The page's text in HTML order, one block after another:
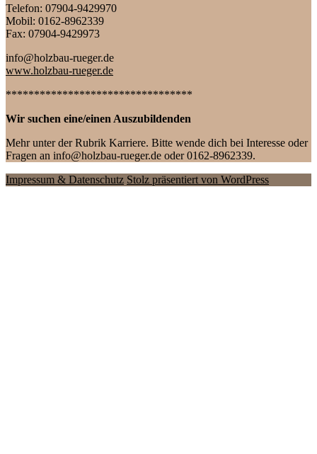
Telefon: 07904-9429970
Mobil: 0162-8962339
Fax: 07904-9429973
info@holzbau-rueger.de
www.holzbau-rueger.de
*********************************
Wir suchen eine/einen Auszubildenden
Mehr unter der Rubrik Karriere. Bitte wende dich bei Interesse oder
Fragen an info@holzbau-rueger.de oder 0162-8962339.
Impressum & Datenschutz Stolz präsentiert von WordPress